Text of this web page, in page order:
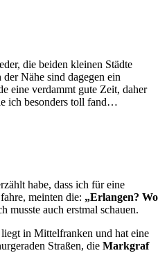
die beiden kleinen Städte
der Nähe sind dagegen ein
eine verdammt gute Zeit, daher
ich besonders toll fand…
habe, dass ich für eine
meinten die: „Erlangen? Wo
musste auch erstmal schauen.
in Mittelfranken und hat eine
Straßen, die Markgraf